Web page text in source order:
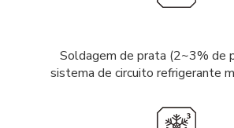
Soldagem de prata (2~3% de
sistema de circuito refrigerante